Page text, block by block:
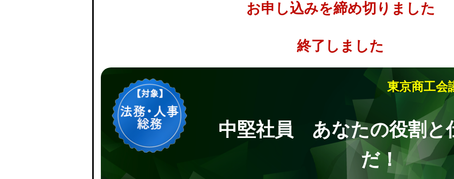
お申し込みを締め切りました
終了しました
東京商工会
中堅社員 あなたの役割と
だ！